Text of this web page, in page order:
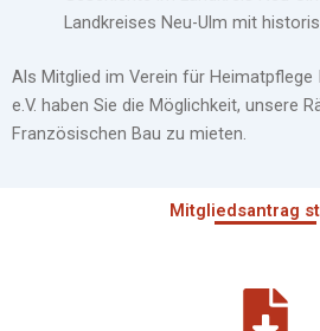
Landkreises Neu-Ulm mit
Als Mitglied im Verein für Heimatpflege
e.V. haben Sie die Möglichkeit, unsere
Französischen Bau zu mieten.
Mitgliedsantrag